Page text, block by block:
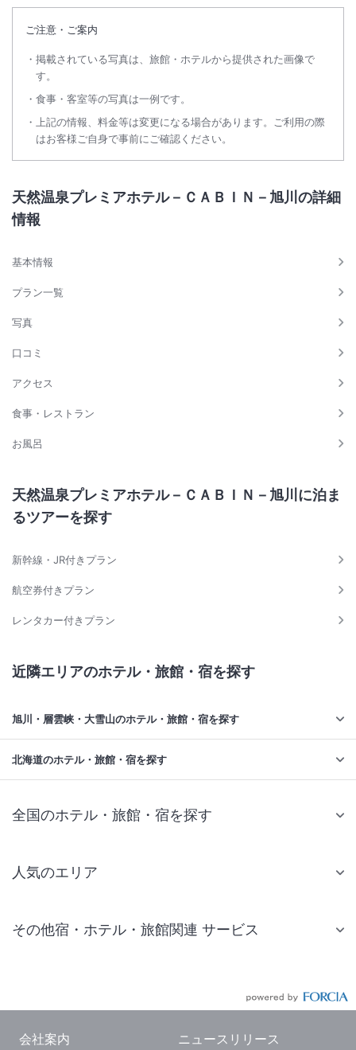
ご注意・ご案内
掲載されている写真は、旅館・ホテルから提供された画像で
す。
食事・客室等の写真は一例です。
上記の情報、料金等は変更になる場合があります。ご利用の際
はお客様ご自身で事前にご確認ください。
天然温泉プレミアホテル－ＣＡＢＩＮ－旭川の詳細
情報
基本情報
プラン一覧
写真
口コミ
アクセス
食事・レストラン
お風呂
天然温泉プレミアホテル－ＣＡＢＩＮ－旭川に泊ま
るツアーを探す
新幹線・JR付きプラン
航空券付きプラン
レンタカー付きプラン
近隣エリアのホテル・旅館・宿を探す
旭川・層雲峡・大雪山のホテル・旅館・宿を探す
北海道のホテル・旅館・宿を探す
全国のホテル・旅館・宿を探す
人気のエリア
仙台 ホテル
東京ドーム ホテル
その他宿・ホテル・旅館関連 サービス
会社案内 ニュースリリース